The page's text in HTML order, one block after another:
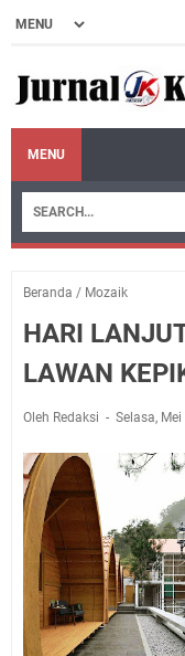
MENU
Beranda / Mozaik
HARI
LAWAN
Oleh Redaksi Selasa,